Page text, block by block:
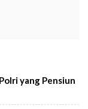
yang Pensiun